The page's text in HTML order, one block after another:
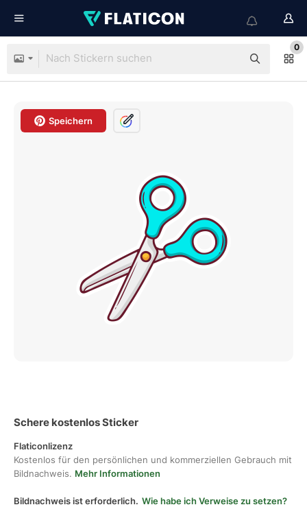
0
Speichern
Schere kostenlos Sticker
Flaticonlizenz
Kostenlos für den persönlichen und kommerziellen Gebrauch mit
Bildnachweis. Mehr Informationen
Bildnachweis ist erforderlich. Wie habe ich Verweise zu setzen?